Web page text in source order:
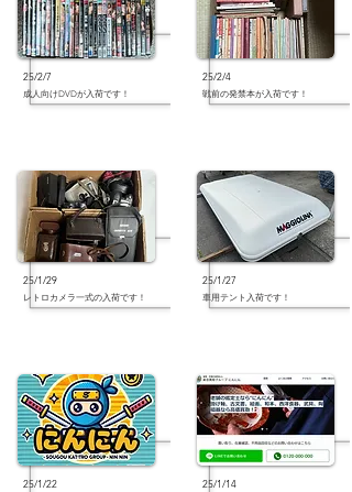
25/2/7
成人向けDVDが入荷です！
25/1/29
レトロカメラ一式の入荷です！
25/1/22
25/2/4
戦前の発禁本が入荷です！
25/1/27
車用テント入荷です！
25/1/14